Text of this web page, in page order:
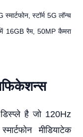
स्टॉर्म 5G लॉन्च
16GB रैम, 50MP कैमरा
है जो 120Hz
मीडियाटेक